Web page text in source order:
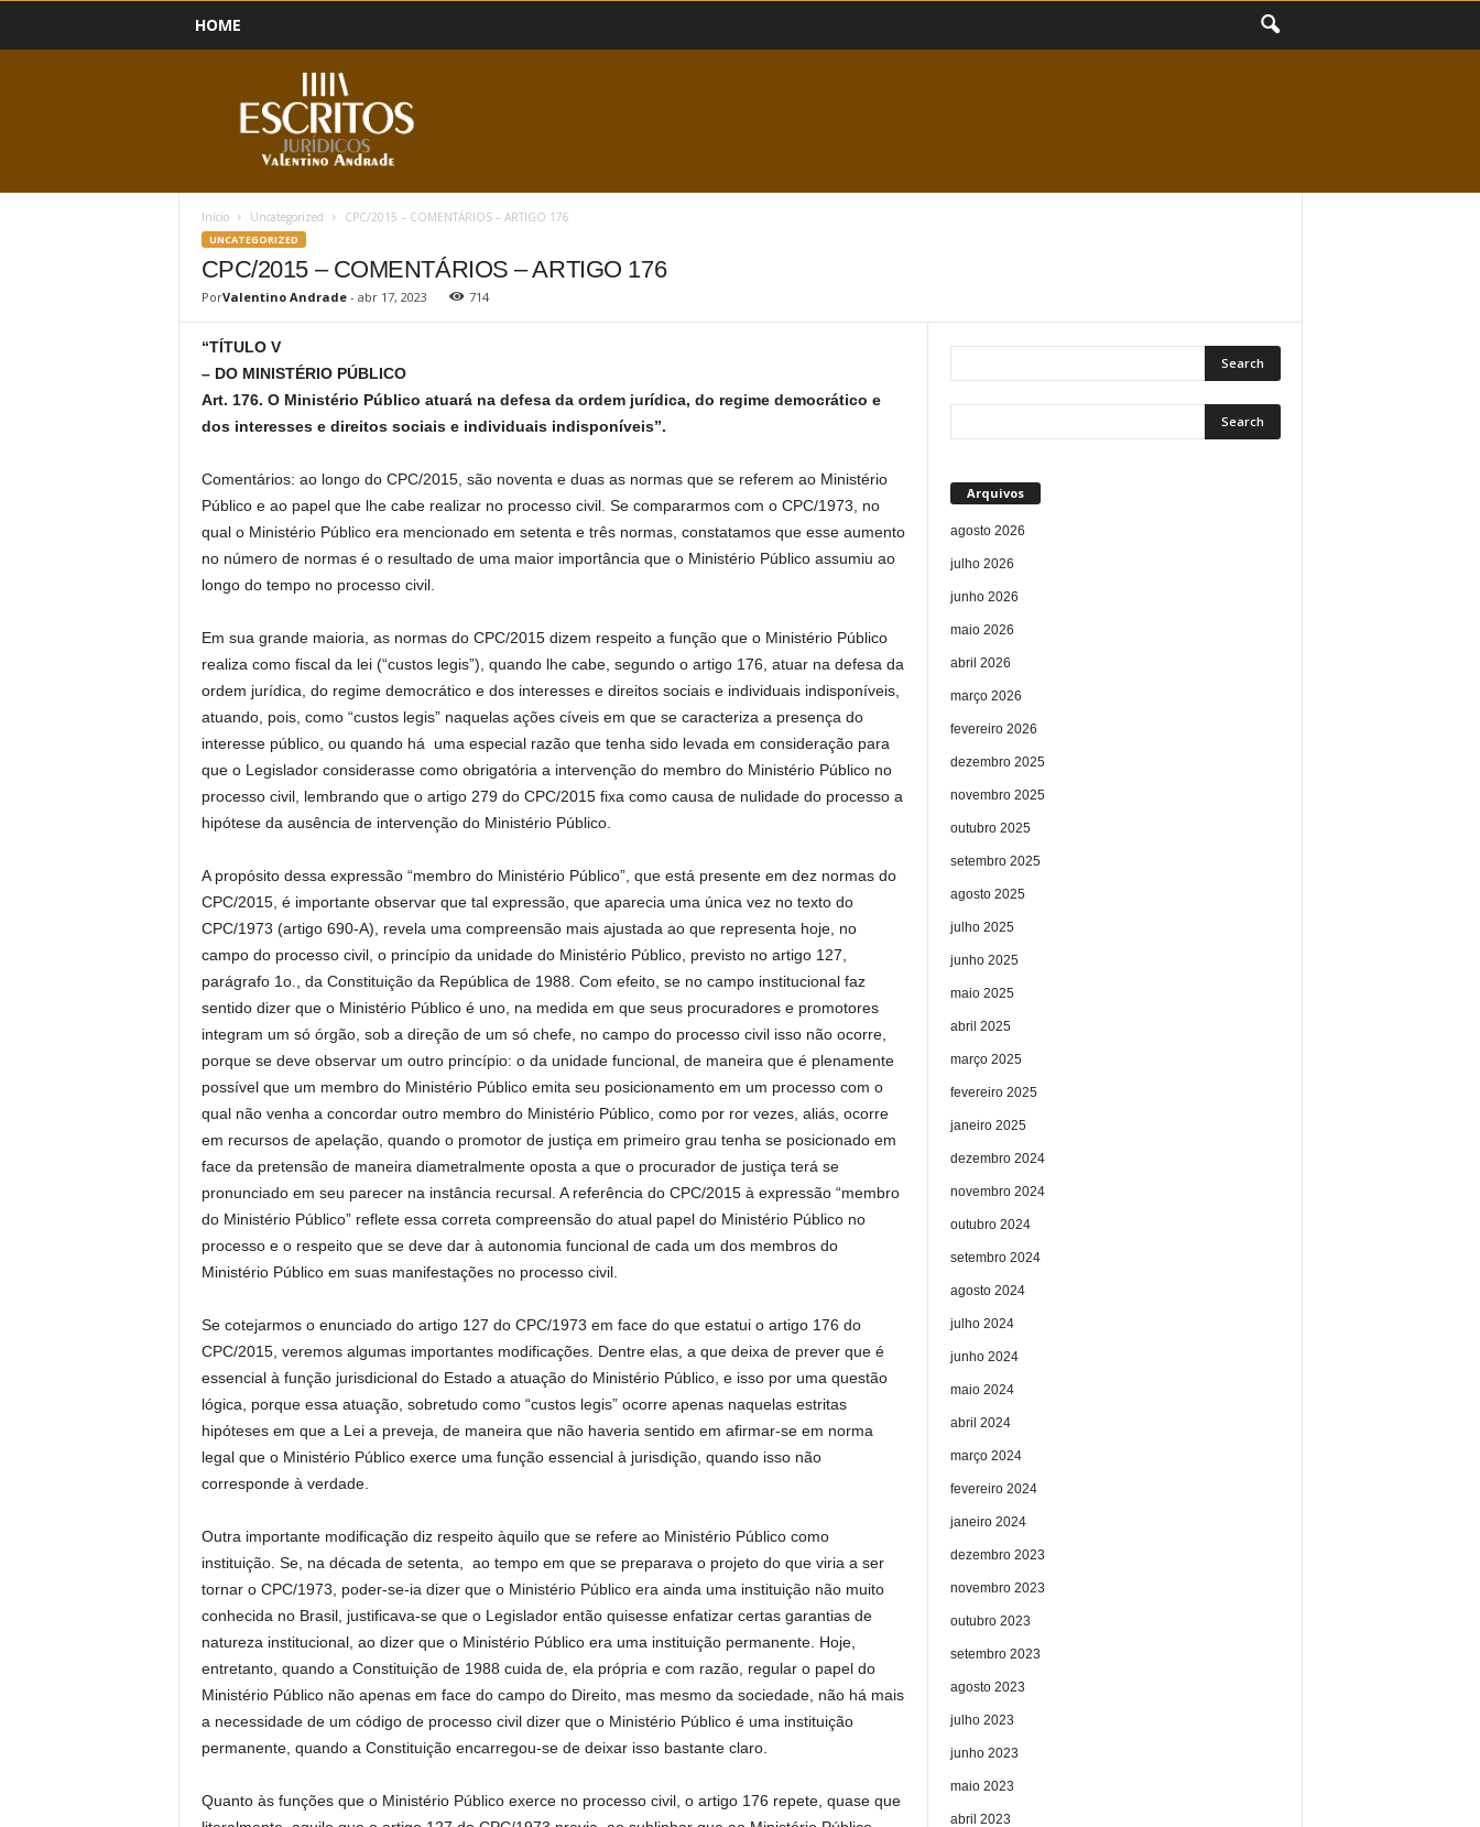
HOME
Início Uncategorized CPC/2015 – COMENTÁRIOS – ARTIGO 176
UNCATEGORIZED
CPC/2015 – COMENTÁRIOS – ARTIGO 176
PorValentino Andrade- abr 17, 2023 714
“TÍTULO V
– DO MINISTÉRIO PÚBLICO
Art. 176. O Ministério Público atuará na defesa da ordem jurídica, do regime democrático e
dos interesses e direitos sociais e individuais indisponíveis”.
Comentários: ao longo do CPC/2015, são noventa e duas as normas que se referem ao Ministério
Público e ao papel que lhe cabe realizar no processo civil. Se compararmos com o CPC/1973, no
qual o Ministério Público era mencionado em setenta e três normas, constatamos que esse aumento
no número de normas é o resultado de uma maior importância que o Ministério Público assumiu ao
longo do tempo no processo civil.
Em sua grande maioria, as normas do CPC/2015 dizem respeito a função que o Ministério Público
realiza como fiscal da lei (“custos legis”), quando lhe cabe, segundo o artigo 176, atuar na defesa da
ordem jurídica, do regime democrático e dos interesses e direitos sociais e individuais indisponíveis,
atuando, pois, como “custos legis” naquelas ações cíveis em que se caracteriza a presença do
interesse público, ou quando há uma especial razão que tenha sido levada em consideração para
que o Legislador considerasse como obrigatória a intervenção do membro do Ministério Público no
processo civil, lembrando que o artigo 279 do CPC/2015 fixa como causa de nulidade do processo a
hipótese da ausência de intervenção do Ministério Público.
A propósito dessa expressão “membro do Ministério Público”, que está presente em dez normas do
CPC/2015, é importante observar que tal expressão, que aparecia uma única vez no texto do
CPC/1973 (artigo 690-A), revela uma compreensão mais ajustada ao que representa hoje, no
campo do processo civil, o princípio da unidade do Ministério Público, previsto no artigo 127,
parágrafo 1o., da Constituição da República de 1988. Com efeito, se no campo institucional faz
sentido dizer que o Ministério Público é uno, na medida em que seus procuradores e promotores
integram um só órgão, sob a direção de um só chefe, no campo do processo civil isso não ocorre,
porque se deve observar um outro princípio: o da unidade funcional, de maneira que é plenamente
possível que um membro do Ministério Público emita seu posicionamento em um processo com o
qual não venha a concordar outro membro do Ministério Público, como por ror vezes, aliás, ocorre
em recursos de apelação, quando o promotor de justiça em primeiro grau tenha se posicionado em
face da pretensão de maneira diametralmente oposta a que o procurador de justiça terá se
pronunciado em seu parecer na instância recursal. A referência do CPC/2015 à expressão “membro
do Ministério Público” reflete essa correta compreensão do atual papel do Ministério Público no
processo e o respeito que se deve dar à autonomia funcional de cada um dos membros do
Ministério Público em suas manifestações no processo civil.
Se cotejarmos o enunciado do artigo 127 do CPC/1973 em face do que estatui o artigo 176 do
CPC/2015, veremos algumas importantes modificações. Dentre elas, a que deixa de prever que é
essencial à função jurisdicional do Estado a atuação do Ministério Público, e isso por uma questão
lógica, porque essa atuação, sobretudo como “custos legis” ocorre apenas naquelas estritas
hipóteses em que a Lei a preveja, de maneira que não haveria sentido em afirmar-se em norma
legal que o Ministério Público exerce uma função essencial à jurisdição, quando isso não
corresponde à verdade.
Outra importante modificação diz respeito àquilo que se refere ao Ministério Público como
instituição. Se, na década de setenta, ao tempo em que se preparava o projeto do que viria a ser
tornar o CPC/1973, poder-se-ia dizer que o Ministério Público era ainda uma instituição não muito
conhecida no Brasil, justificava-se que o Legislador então quisesse enfatizar certas garantias de
natureza institucional, ao dizer que o Ministério Público era uma instituição permanente. Hoje,
entretanto, quando a Constituição de 1988 cuida de, ela própria e com razão, regular o papel do
Ministério Público não apenas em face do campo do Direito, mas mesmo da sociedade, não há mais
a necessidade de um código de processo civil dizer que o Ministério Público é uma instituição
permanente, quando a Constituição encarregou-se de deixar isso bastante claro.
Quanto às funções que o Ministério Público exerce no processo civil, o artigo 176 repete, quase que
Arquivos
agosto 2026
julho 2026
junho 2026
maio 2026
abril 2026
março 2026
fevereiro 2026
dezembro 2025
novembro 2025
outubro 2025
setembro 2025
agosto 2025
julho 2025
junho 2025
maio 2025
abril 2025
março 2025
fevereiro 2025
janeiro 2025
dezembro 2024
novembro 2024
outubro 2024
setembro 2024
agosto 2024
julho 2024
junho 2024
maio 2024
abril 2024
março 2024
fevereiro 2024
janeiro 2024
dezembro 2023
novembro 2023
outubro 2023
setembro 2023
agosto 2023
julho 2023
junho 2023
maio 2023
abril 2023